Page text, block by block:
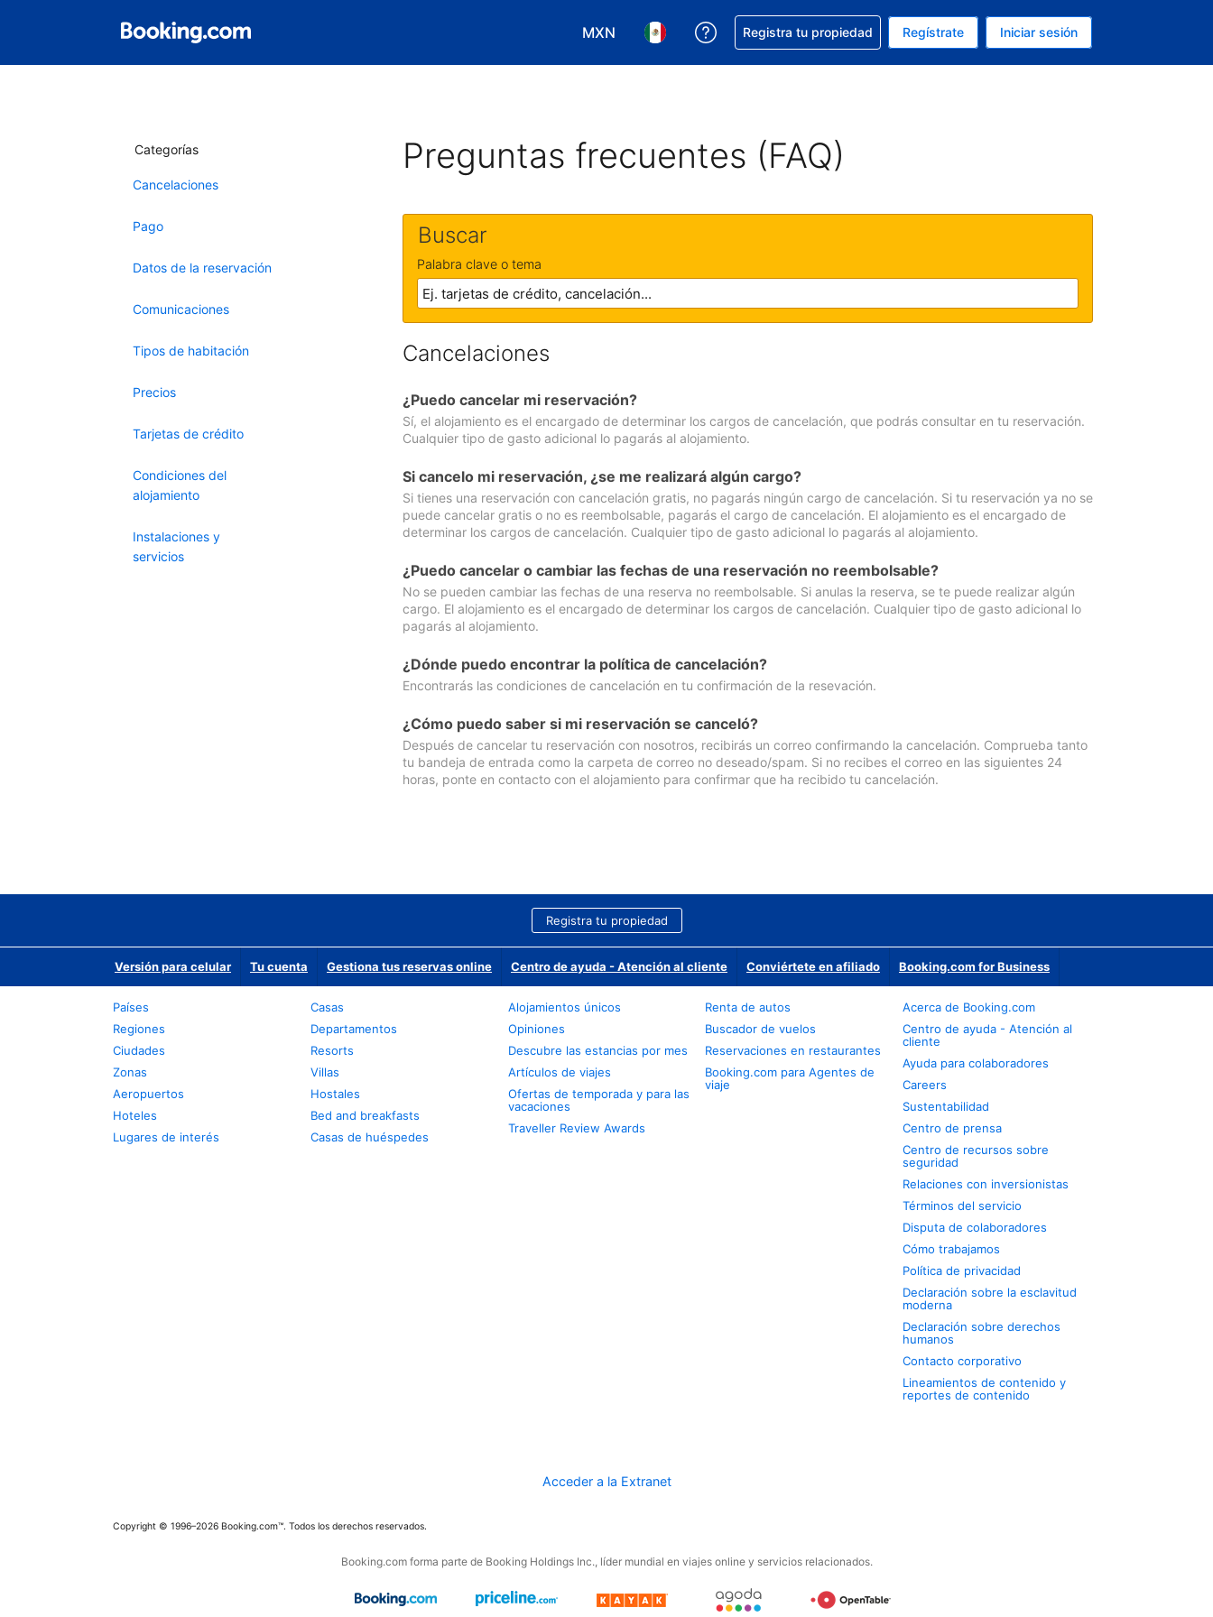
MXN
Elegir tu moneda. Tu moneda actual es Peso mexicano
Elegir el idioma que prefieres. Tu idioma actual es Español (México)
Obtener ayuda con la reservación
Registra tu propiedad Regístrate Iniciar sesión
Categorías
Cancelaciones
Pago
Datos de la reservación
Comunicaciones
Tipos de habitación
Precios
Tarjetas de crédito
Condiciones del
alojamiento
Instalaciones y
servicios
Preguntas frecuentes (FAQ)
Buscar
Palabra clave o tema
Cancelaciones
¿Puedo cancelar mi reservación?
Sí, el alojamiento es el encargado de determinar los cargos de cancelación, que podrás consultar en tu reservación.
Cualquier tipo de gasto adicional lo pagarás al alojamiento.
Si cancelo mi reservación, ¿se me realizará algún cargo?
Si tienes una reservación con cancelación gratis, no pagarás ningún cargo de cancelación. Si tu reservación ya no se
puede cancelar gratis o no es reembolsable, pagarás el cargo de cancelación. El alojamiento es el encargado de
determinar los cargos de cancelación. Cualquier tipo de gasto adicional lo pagarás al alojamiento.
¿Puedo cancelar o cambiar las fechas de una reservación no reembolsable?
No se pueden cambiar las fechas de una reserva no reembolsable. Si anulas la reserva, se te puede realizar algún
cargo. El alojamiento es el encargado de determinar los cargos de cancelación. Cualquier tipo de gasto adicional lo
pagarás al alojamiento.
¿Dónde puedo encontrar la política de cancelación?
Encontrarás las condiciones de cancelación en tu confirmación de la resevación.
¿Cómo puedo saber si mi reservación se canceló?
Después de cancelar tu reservación con nosotros, recibirás un correo confirmando la cancelación. Comprueba tanto
tu bandeja de entrada como la carpeta de correo no deseado/spam. Si no recibes el correo en las siguientes 24
horas, ponte en contacto con el alojamiento para confirmar que ha recibido tu cancelación.
Registra tu propiedad
Versión para celular Tu cuenta Gestiona tus reservas online Centro de ayuda - Atención al cliente Conviértete en afiliado Booking.com for Business
Países
Regiones
Ciudades
Zonas
Aeropuertos
Hoteles
Lugares de interés
Casas
Departamentos
Resorts
Villas
Hostales
Bed and breakfasts
Casas de huéspedes
Alojamientos únicos
Opiniones
Descubre las estancias por mes
Artículos de viajes
Ofertas de temporada y para las
vacaciones
Traveller Review Awards
Renta de autos
Buscador de vuelos
Reservaciones en restaurantes
Booking.com para Agentes de
viaje
Acerca de Booking.com
Centro de ayuda - Atención al
cliente
Ayuda para colaboradores
Careers
Sustentabilidad
Centro de prensa
Centro de recursos sobre
seguridad
Relaciones con inversionistas
Términos del servicio
Disputa de colaboradores
Cómo trabajamos
Política de privacidad
Declaración sobre la esclavitud
moderna
Declaración sobre derechos
humanos
Contacto corporativo
Lineamientos de contenido y
reportes de contenido
Acceder a la Extranet
Copyright © 1996–2026 Booking.com™. Todos los derechos reservados.
Booking.com forma parte de Booking Holdings Inc., líder mundial en viajes online y servicios relacionados.